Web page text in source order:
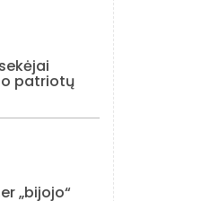
patriotų
„bijojo“